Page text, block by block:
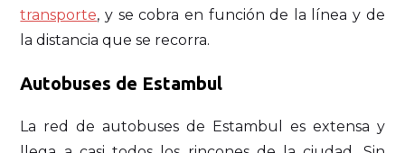
transporte, y se cobra en función de la línea y de
la distancia que se recorra.
Autobuses de Estambul
La red de autobuses de Estambul es extensa y